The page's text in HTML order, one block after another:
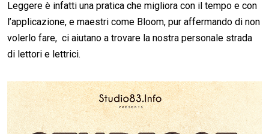
Leggere è infatti una pratica che migliora con il tempo e con
l’applicazione, e maestri come Bloom, pur affermando di non
volerlo fare, ci aiutano a trovare la nostra personale strada
di lettori e lettrici.